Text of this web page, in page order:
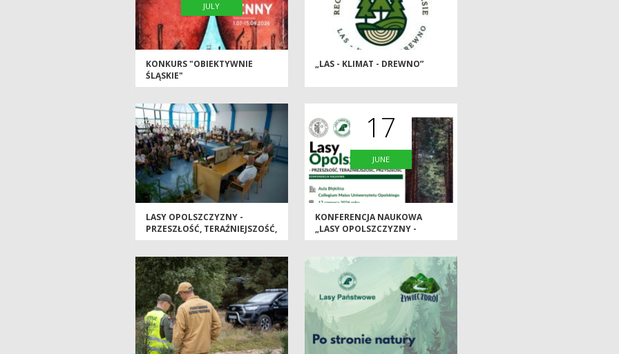
JULY
KONKURS "OBIEKTYWNIE
ŚLĄSKIE"
„LAS - KLIMAT - DREWNO”
LASY OPOLSZCZYZNY -
PRZESZŁOŚĆ, TERAŹNIEJSZOŚĆ,
PRZYSZŁOŚĆ
17
JUNE
KONFERENCJA NAUKOWA
„LASY OPOLSZCZYZNY -
PRZESZŁOŚĆ, TERAŹNIEJSZOŚĆ,